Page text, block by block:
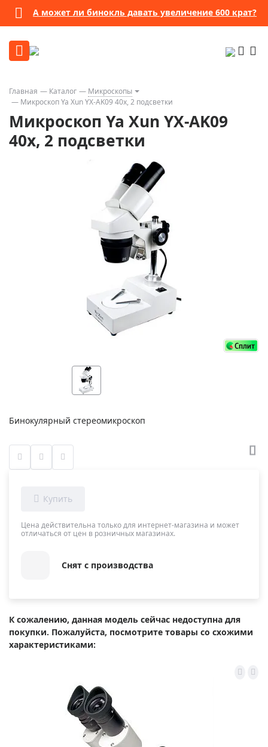
А может ли бинокль давать увеличение 600 крат?
Главная Каталог
Микроскопы
Микроскоп Ya Xun YX-AK09 40x, 2 подсветки
Микроскоп Ya Xun YX-AK09
40x, 2 подсветки
Бинокулярный стереомикроскоп
Цена действительна только для интернет-магазина и может
отличаться от цен в розничных магазинах.
Снят с производства
К сожалению, данная модель сейчас недоступна для
покупки. Пожалуйста, посмотрите товары со схожими
характеристиками: